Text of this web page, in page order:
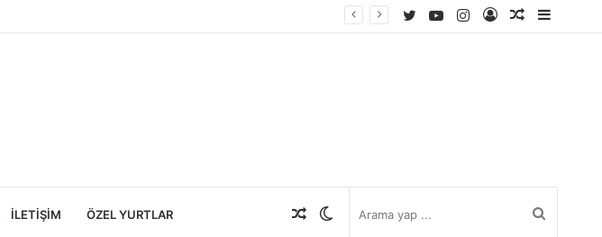
Rastgele
Kayıt
Instagram
YouTube
Twitter
İLETIŞIM ÖZEL YURTLAR Rastgele